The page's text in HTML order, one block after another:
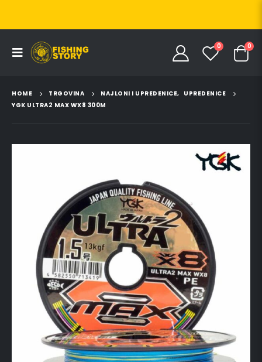
0 0
HOME TRGOVINA NAJLONI I UPREDENICE, UPREDENICE
YGK ULTRA2 MAX WX8 300M